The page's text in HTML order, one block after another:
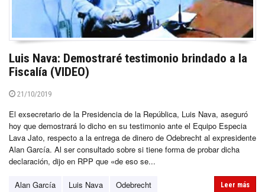
Luis Nava: Demostraré testimonio brindado a la
Fiscalía (VIDEO)
21/10/2019
El exsecretario de la Presidencia de la República, Luis Nava, aseguró
hoy que demostrará lo dicho en su testimonio ante el Equipo Especia
Lava Jato, respecto a la entrega de dinero de Odebrecht al expresidente
Alan García. Al ser consultado sobre si tiene forma de probar dicha
declaración, dijo en RPP que «de eso se...
Alan García Luis Nava Odebrecht Leer más